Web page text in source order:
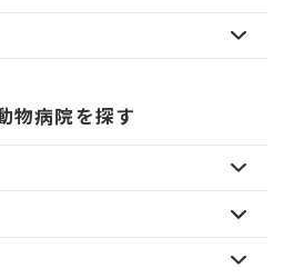
物病院を探す